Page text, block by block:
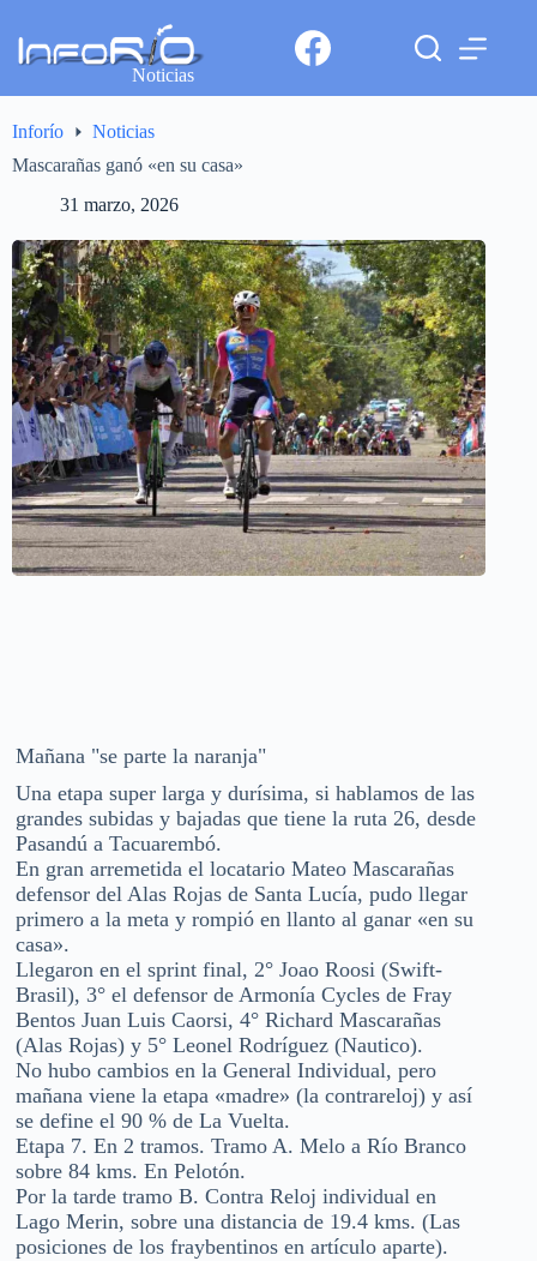
Noticias
Inforío
Noticias
Mascarañas ganó «en su casa»
31 marzo, 2026
Mañana "se parte la naranja"
Una etapa super larga y durísima, si hablamos de las
grandes subidas y bajadas que tiene la ruta 26, desde
Pasandú a Tacuarembó.
En gran arremetida el locatario Mateo Mascarañas
defensor del Alas Rojas de Santa Lucía, pudo llegar
primero a la meta y rompió en llanto al ganar «en su
casa».
Llegaron en el sprint final, 2° Joao Roosi (Swift-
Brasil), 3° el defensor de Armonía Cycles de Fray
Bentos Juan Luis Caorsi, 4° Richard Mascarañas
(Alas Rojas) y 5° Leonel Rodríguez (Nautico).
No hubo cambios en la General Individual, pero
mañana viene la etapa «madre» (la contrareloj) y así
se define el 90 % de La Vuelta.
Etapa 7. En 2 tramos. Tramo A. Melo a Río Branco
sobre 84 kms. En Pelotón.
Por la tarde tramo B. Contra Reloj individual en
Lago Merin, sobre una distancia de 19.4 kms. (Las
posiciones de los fraybentinos en artículo aparte).